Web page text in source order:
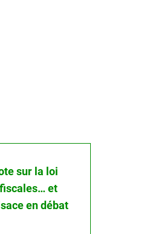
sur la loi
et
en débat